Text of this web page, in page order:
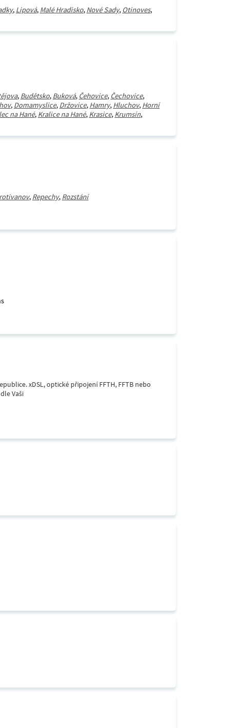
, Lipová, Malé Hradisko, Nové Sady, Otinoves,
, Budětsko, Buková, Čehovice, Čechovice,
, Domamyslice, Držovice, Hamry, Hluchov, Horní
na Hané, Kralice na Hané, Krasice, Krumsín,
, Repechy, Rozstání
xDSL, optické připojení FFTH, FFTB nebo
Vaši